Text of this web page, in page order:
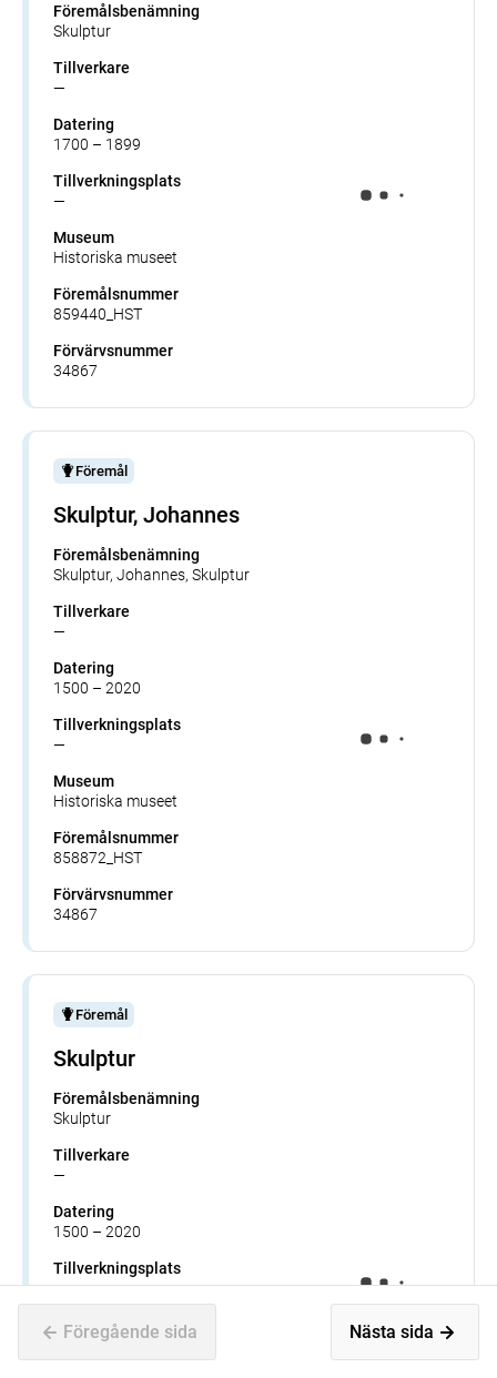
Föremålsbenämning
Skulptur
Tillverkare
—
Datering
1700 – 1899
Tillverkningsplats
—
Museum
Historiska museet
Föremålsnummer
859440_HST
Förvärvsnummer
34867
Föremål
Skulptur, Johannes
Föremålsbenämning
Skulptur, Johannes, Skulptur
Tillverkare
—
Datering
1500 – 2020
Tillverkningsplats
—
Museum
Historiska museet
Föremålsnummer
858872_HST
Förvärvsnummer
34867
Föremål
Skulptur
Föremålsbenämning
Skulptur
Tillverkare
—
Datering
1500 – 2020
Tillverkningsplats
—
Museum
Historiska museet
Föregående sida Nästa sida